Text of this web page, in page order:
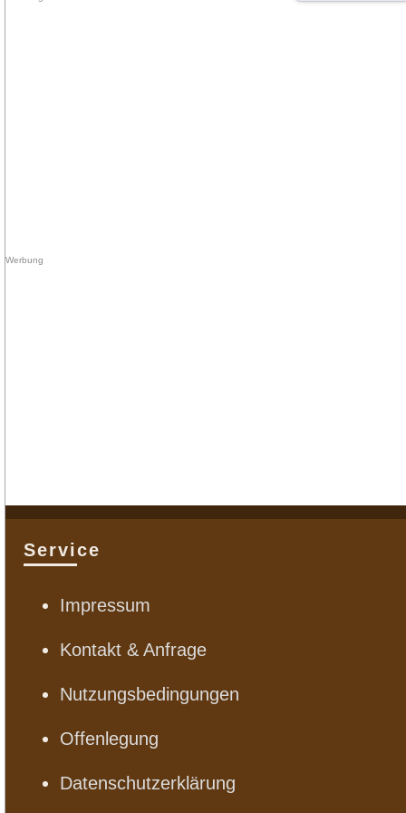
Service
Impressum
Kontakt & Anfrage
Nutzungsbedingungen
Offenlegung
Datenschutzerklärung